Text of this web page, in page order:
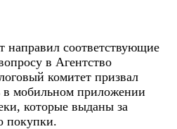
направил соответствующие
в Агентство
комитет призвал
в мобильном приложении
которые выданы за
покупки.